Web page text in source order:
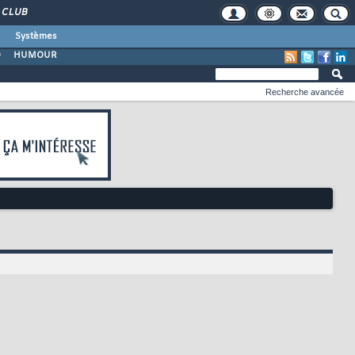
CLUB
Systèmes
HUMOUR
Recherche avancée